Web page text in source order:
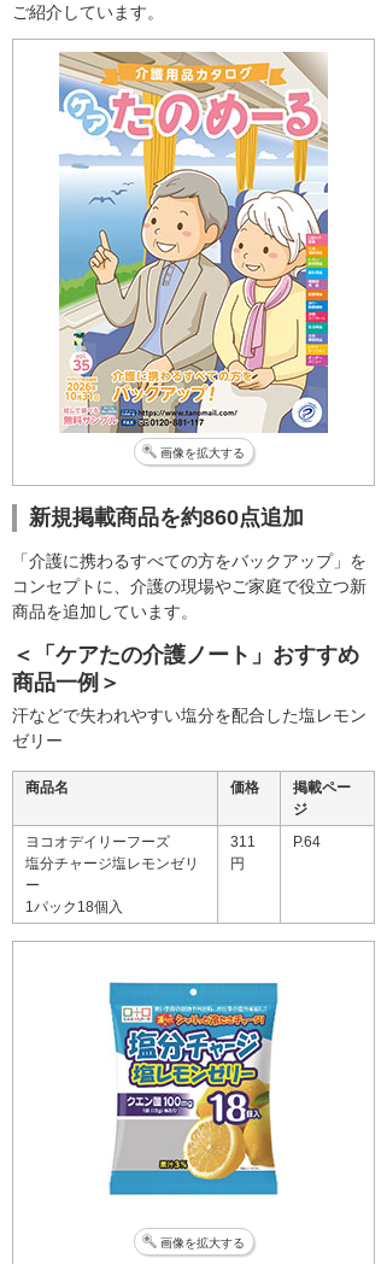
ご紹介しています。
画像を拡大する
新規掲載商品を約860点追加
「介護に携わるすべての方をバックアップ」を
コンセプトに、介護の現場やご家庭で役立つ新
商品を追加しています。
＜「ケアたの介護ノート」おすすめ
商品一例＞
汗などで失われやすい塩分を配合した塩レモン
ゼリー
商品名 価格
掲載ペー
ジ
ヨコオデイリーフーズ
塩分チャージ塩レモンゼリ
ー
1パック18個入
311
円
P.64
画像を拡大する